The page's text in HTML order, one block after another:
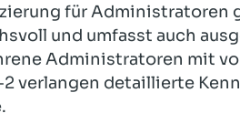
für Administratoren
und umfasst auch
Administratoren mit
2 verlangen detaillierte